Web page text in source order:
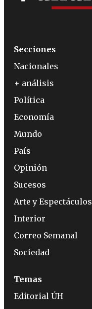
Secciones
Nacionales
+ análisis
Política
Economía
Mundo
País
Opinión
Sucesos
Arte y Espectáculos
Interior
Correo Semanal
Sociedad
Temas
Editorial ÚH